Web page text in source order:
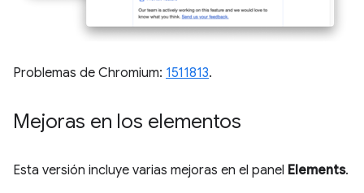
Problemas de Chromium: 1511813.
Mejoras en los elementos
Esta versión incluye varias mejoras en el panel Elements.